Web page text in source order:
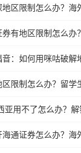
亚用不了怎么办？